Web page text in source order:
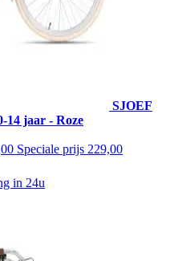
SJOEF
14 jaar - Roze
Speciale prijs 229,00
in 24u